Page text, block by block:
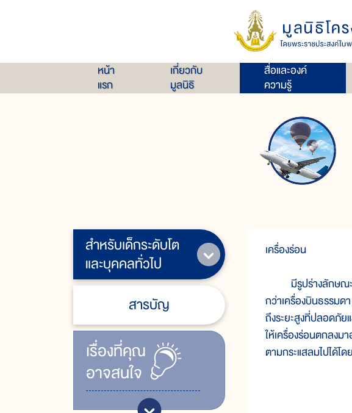
หน้า
แรก
เกี่ยวกับ
มูลนิธิ
สื่อและองค์
ความรู้
สำหรับเด็กระดับโต
และบุคคลทั่วไป
สารบัญ
เรื่ิองที่คุณ
อาจสนใจ
เครื่องร่อน
มีรูปร่างลักษณะคล้
กว่าเครื่องบินธรรมด
ถึงระยะสูงที่ปลอดภัย
ให้เครื่องร่อนตกลง
ตามกระแสลมไปได้โ